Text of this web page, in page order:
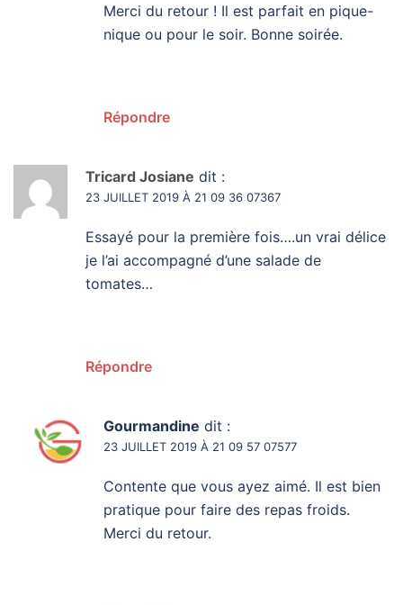
Merci du retour ! Il est parfait en pique-
nique ou pour le soir. Bonne soirée.
Répondre
Tricard Josiane dit :
23 JUILLET 2019 À 21 09 36 07367
Essayé pour la première fois….un vrai délice
je l’ai accompagné d’une salade de
tomates…
Répondre
Gourmandine dit :
23 JUILLET 2019 À 21 09 57 07577
Contente que vous ayez aimé. Il est bien
pratique pour faire des repas froids.
Merci du retour.